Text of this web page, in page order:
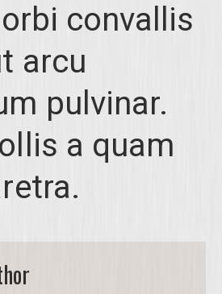
convallis
arcu
pulvinar.
a quam